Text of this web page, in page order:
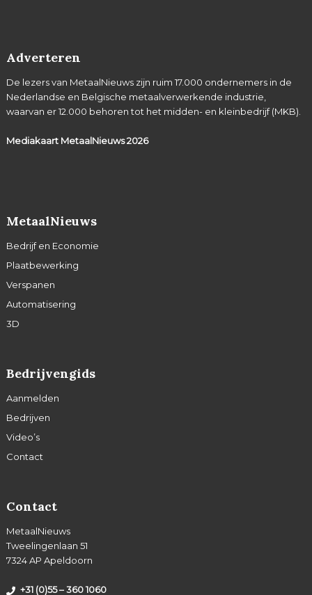
Adverteren
De lezers van MetaalNieuws zijn ruim 17.000 ondernemers in de
Nederlandse en Belgische metaalverwerkende industrie,
waarvan er 12.000 behoren tot het midden- en kleinbedrijf (MKB).
Mediakaart MetaalNieuws2026
MetaalNieuws
Bedrijf en Economie
Plaatbewerking
Verspanen
Automatisering
3D
Bedrijvengids
Aanmelden
Bedrijven
Video’s
Contact
Contact
MetaalNieuws
Tweelingenlaan 51
7324 AP Apeldoorn
+31 (0)55 – 360 1060